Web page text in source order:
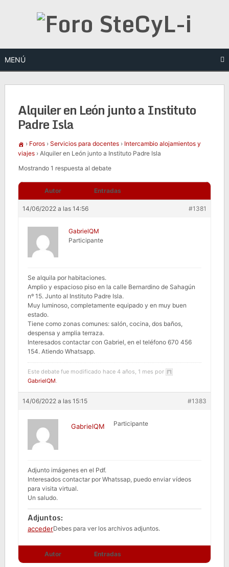
MENÚ
Alquiler en León junto a Instituto
Padre Isla
› Foros › Servicios para docentes › Intercambio alojamientos y
viajes › Alquiler en León junto a Instituto Padre Isla
Mostrando 1 respuesta al debate
Autor Entradas
14/06/2022 a las 14:56 #1381
GabrielQM
Participante
Se alquila por habitaciones.
Amplio y espacioso piso en la calle Bernardino de Sahagún
nº 15. Junto al Instituto Padre Isla.
Muy luminoso, completamente equipado y en muy buen
estado.
Tiene como zonas comunes: salón, cocina, dos baños,
despensa y amplia terraza.
Interesados contactar con Gabriel, en el teléfono 670 456
154. Atiendo Whatsapp.
Este debate fue modificado hace 4 años, 1 mes por
GabrielQM
14/06/2022 a las 15:15 #1383
GabrielQM Participante
Adjunto imágenes en el Pdf.
Interesados contactar por Whatssap, puedo enviar vídeos
para visita virtual.
Un saludo.
Adjuntos:
Debes
acceder para ver los archivos adjuntos.
Autor Entradas